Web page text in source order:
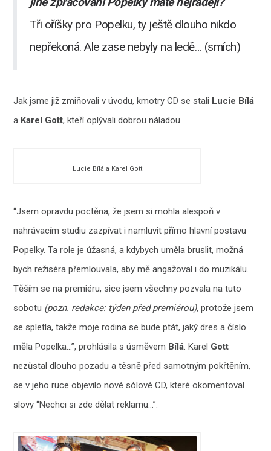
Tři oříšky pro Popelku, ty ještě dlouho nikdo
nepřekoná. Ale zase nebyly na ledě… (smích)
Jak jsme již zmiňovali v úvodu, kmotry CD se stali Lucie Bílá
a Karel Gott, kteří oplývali dobrou náladou.
Lucie Bílá a Karel Gott
“Jsem opravdu poctěna, že jsem si mohla alespoň v
nahrávacím studiu zazpívat i namluvit přímo hlavní postavu
Popelky. Ta role je úžasná, a kdybych uměla bruslit, možná
bych režiséra přemlouvala, aby mě angažoval i do muzikálu.
Těším se na premiéru, sice jsem všechny pozvala na tuto
sobotu (pozn. redakce: týden před premiérou), protože jsem
se spletla, takže moje rodina se bude ptát, jaký dres a číslo
měla Popelka…”, prohlásila s úsměvem Bílá. Karel Gott
nezůstal dlouho pozadu a těsně před samotným pokřtěním,
se v jeho ruce objevilo nové sólové CD, které okomentoval
slovy “Nechci si zde dělat reklamu…”.